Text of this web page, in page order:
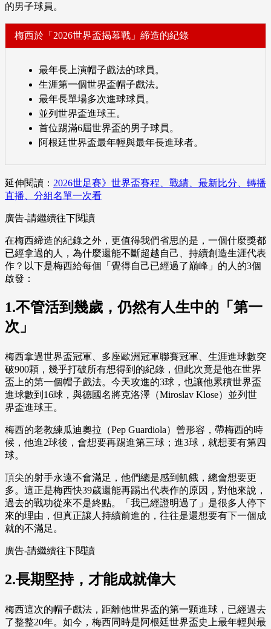
的男子球員。
梅西於「2026世界盃揭幕戰」締造的紀錄
最年長上演帽子戲法的球員。
生涯第一個世界盃帽子戲法。
最年長單場多次進球球員。
並列世界盃進球王。
首位踢滿6屆世界盃的男子球員。
阿根廷世界盃最年輕與最年長進球者。
延伸閱讀： 2026世足賽》世界盃賽程、戰績、最新比分、轉播
直播、分組名單一次看
廣告-請繼續往下閱讀
在梅西締造的紀錄之外，更值得我們省思的是，一個什麼獎都
已經拿過的人，為什麼還能不斷超越自己、持續創造生涯代表
作？以下是梅西給每個「覺得自己已經過了巔峰」的人的3個
啟發：
1.不管活到幾歲，仍然有人生中的「第一
次」
梅西拿過世界盃冠軍、多座歐洲冠軍聯賽冠軍、生涯進球數突
破900顆，幾乎打破所有想得到的紀錄，但此次竟是他在世界
盃上的第一個帽子戲法。今天攻進的3球，也讓他累積世界盃
進球數到16球，與德國名將克洛澤（Miroslav Klose）並列世
界盃進球王。
梅西的老教練瓜迪奧拉（Pep Guardiola）曾形容，帶梅西的時
候，他進2球後，會想要再踢進第三球；進3球，就想要有第四
球。
頂尖的射手永遠不會滿足，他們總是感到飢餓，總會想要更
多。這正是梅西快39歲還能再踢出代表作的原因，對他來說，
過去的戰功從來不是終點。「我已經證明過了」是很多人停下
來的理由，但真正讓人持續前進的，往往是還想要有下一個成
就的不滿足。
廣告-請繼續往下閱讀
2.長期堅持，才能成就偉大
梅西這次的帽子戲法，距離他世界盃的第一顆進球，已經過去
了整整20年。如今，梅西同時是阿根廷世界盃史上最年輕與最